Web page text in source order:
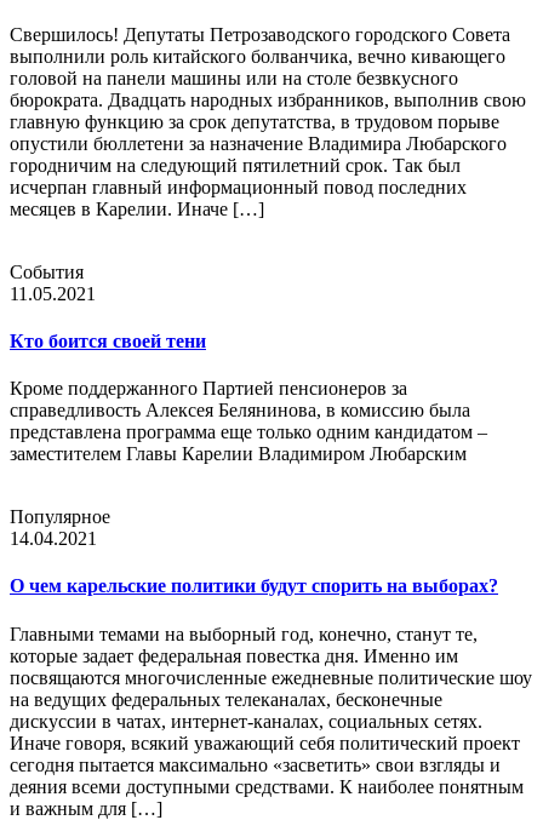
Свершилось! Депутаты Петрозаводского городского Совета
выполнили роль китайского болванчика, вечно кивающего
головой на панели машины или на столе безвкусного
бюрократа. Двадцать народных избранников, выполнив свою
главную функцию за срок депутатства, в трудовом порыве
опустили бюллетени за назначение Владимира Любарского
городничим на следующий пятилетний срок. Так был
исчерпан главный информационный повод последних
месяцев в Карелии. Иначе […]
События
11.05.2021
Кто боится своей тени
Кроме поддержанного Партией пенсионеров за
справедливость Алексея Белянинова, в комиссию была
представлена программа еще только одним кандидатом –
заместителем Главы Карелии Владимиром Любарским
Популярное
14.04.2021
О чем карельские политики будут спорить на выборах?
Главными темами на выборный год, конечно, станут те,
которые задает федеральная повестка дня. Именно им
посвящаются многочисленные ежедневные политические шоу
на ведущих федеральных телеканалах, бесконечные
дискуссии в чатах, интернет-каналах, социальных сетях.
Иначе говоря, всякий уважающий себя политический проект
сегодня пытается максимально «засветить» свои взгляды и
деяния всеми доступными средствами. К наиболее понятным
и важным для […]